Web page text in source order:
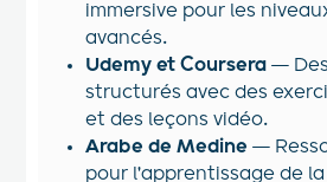
immersive pour les
avancés.
Udemy et Coursera —
structurés avec des
et des leçons vidéo.
Arabe de Medine —
pour l'apprentissage de